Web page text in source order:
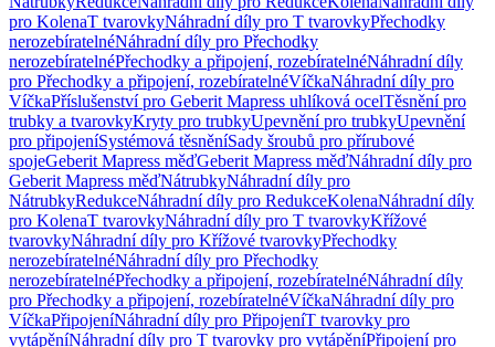
pro KolenaT tvarovkyNáhradní díly pro T tvarovkyPřechodky
nerozebíratelnéNáhradní díly pro Přechodky
nerozebíratelnéPřechodky a připojení, rozebíratelnéNáhradní díly
pro Přechodky a připojení, rozebíratelnéVíčkaNáhradní díly pro
VíčkaPříslušenství pro Geberit Mapress uhlíková ocelTěsnění pro
trubky a tvarovkyKryty pro trubkyUpevnění pro trubkyUpevnění
pro připojeníSystémová těsněníSady šroubů pro přírubové
spojeGeberit Mapress měďGeberit Mapress měďNáhradní díly pro
Geberit Mapress měďNátrubkyNáhradní díly pro
NátrubkyRedukceNáhradní díly pro RedukceKolenaNáhradní díly
pro KolenaT tvarovkyNáhradní díly pro T tvarovkyKřížové
tvarovkyNáhradní díly pro Křížové tvarovkyPřechodky
nerozebíratelnéNáhradní díly pro Přechodky
nerozebíratelnéPřechodky a připojení, rozebíratelnéNáhradní díly
pro Přechodky a připojení, rozebíratelnéVíčkaNáhradní díly pro
VíčkaPřipojeníNáhradní díly pro PřipojeníT tvarovky pro
vytápěníNáhradní díly pro T tvarovky pro vytápěníPřipojení pro